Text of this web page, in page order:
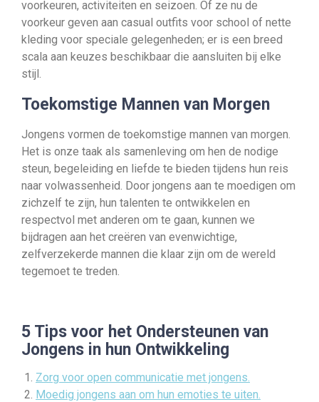
voorkeuren, activiteiten en seizoen. Of ze nu de
voorkeur geven aan casual outfits voor school of nette
kleding voor speciale gelegenheden; er is een breed
scala aan keuzes beschikbaar die aansluiten bij elke
stijl.
Toekomstige Mannen van Morgen
Jongens vormen de toekomstige mannen van morgen.
Het is onze taak als samenleving om hen de nodige
steun, begeleiding en liefde te bieden tijdens hun reis
naar volwassenheid. Door jongens aan te moedigen om
zichzelf te zijn, hun talenten te ontwikkelen en
respectvol met anderen om te gaan, kunnen we
bijdragen aan het creëren van evenwichtige,
zelfverzekerde mannen die klaar zijn om de wereld
tegemoet te treden.
5 Tips voor het Ondersteunen van
Jongens in hun Ontwikkeling
Zorg voor open communicatie met jongens.
Moedig jongens aan om hun emoties te uiten.